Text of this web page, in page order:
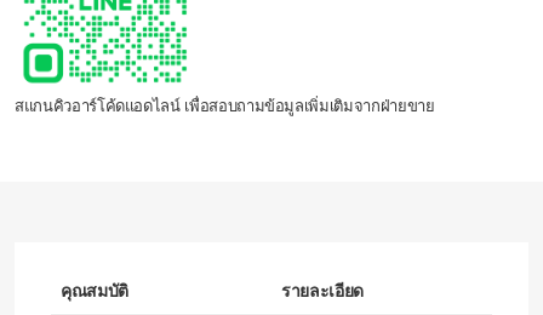
สแกนคิวอาร์โค้ดแอดไลน์ เพื่อสอบถามข้อมูลเพิ่มเติมจากฝ่ายขาย
คุณสมบัติ รายละเอียด